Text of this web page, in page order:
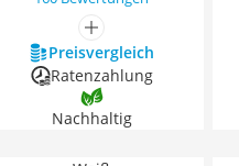
mehr anzeigen
Preis­vergleich
Ratenzahlung
Nachhaltig